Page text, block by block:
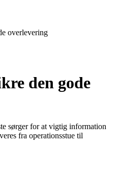
overlevering
den gode
sørger for at vigtig information
fra operationsstue til